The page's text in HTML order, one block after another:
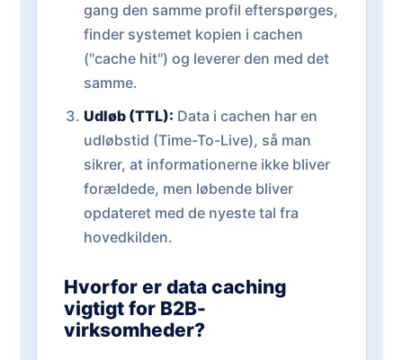
gang den samme profil efterspørges,
finder systemet kopien i cachen
("cache hit") og leverer den med det
samme.
Udløb (TTL): Data i cachen har en
udløbstid (Time-To-Live), så man
sikrer, at informationerne ikke bliver
forældede, men løbende bliver
opdateret med de nyeste tal fra
hovedkilden.
Hvorfor er data caching
vigtigt for B2B-
virksomheder?